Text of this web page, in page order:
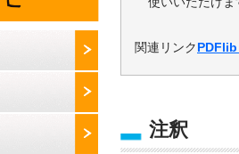
関連リンク
注釈